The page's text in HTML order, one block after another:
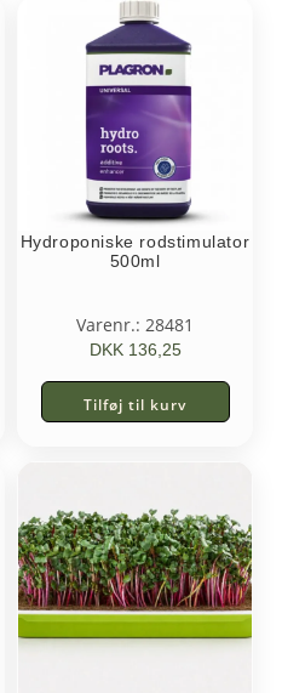
Hydroponiske rodstimulator
500ml
Varenr.: 28481
DKK136,25
Tilføj til kurv